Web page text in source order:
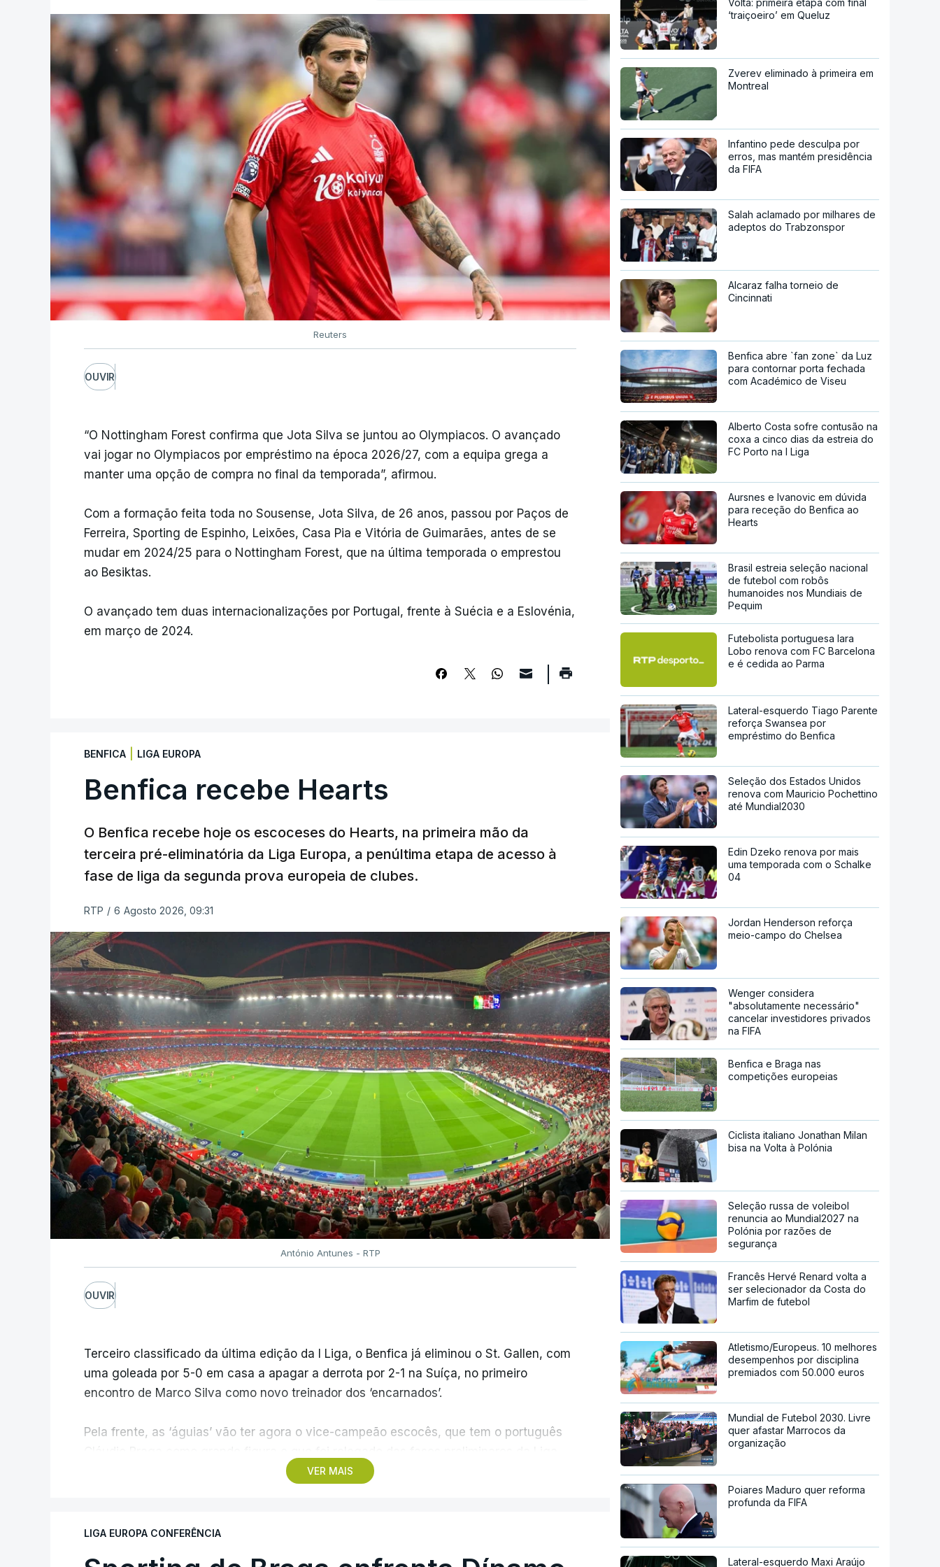
Reuters
OUVIR
“O Nottingham Forest confirma que Jota Silva se juntou ao Olympiacos. O avançado
vai jogar no Olympiacos por empréstimo na época 2026/27, com a equipa grega a
manter uma opção de compra no final da temporada”, afirmou.
Com a formação feita toda no Sousense, Jota Silva, de 26 anos, passou por Paços de
Ferreira, Sporting de Espinho, Leixões, Casa Pia e Vitória de Guimarães, antes de se
mudar em 2024/25 para o Nottingham Forest, que na última temporada o emprestou
ao Besiktas.
O avançado tem duas internacionalizações por Portugal, frente à Suécia e a Eslovénia,
em março de 2024.
BENFICA LIGA EUROPA
Benfica recebe Hearts
O Benfica recebe hoje os escoceses do Hearts, na primeira mão da
terceira pré-eliminatória da Liga Europa, a penúltima etapa de acesso à
fase de liga da segunda prova europeia de clubes.
RTP / 6 Agosto 2026, 09:31
António Antunes - RTP
OUVIR
VER MAIS
Terceiro classificado da última edição da I Liga, o Benfica já eliminou o St. Gallen, com
uma goleada por 5-0 em casa a apagar a derrota por 2-1 na Suíça, no primeiro
encontro de Marco Silva como novo treinador dos ‘encarnados’.
Pela frente, as ‘águias’ vão ter agora o vice-campeão escocês, que tem o português
dos Campeões, depois de serem eliminados pelos austríacos do Sturm Graz, com um
Caso se qualifique, o Benfica vai encontrar outra equipa relegada da ‘Champions’, o
LIGA EUROPA CONFERÊNCIA
Volta: primeira etapa com final
‘traiçoeiro’ em Queluz
Zverev eliminado à primeira em
Montreal
Infantino pede desculpa por
erros, mas mantém presidência
da FIFA
Salah aclamado por milhares de
adeptos do Trabzonspor
Alcaraz falha torneio de
Cincinnati
Benfica abre `fan zone` da Luz
para contornar porta fechada
com Académico de Viseu
Alberto Costa sofre contusão na
coxa a cinco dias da estreia do
FC Porto na I Liga
Aursnes e Ivanovic em dúvida
para receção do Benfica ao
Hearts
Brasil estreia seleção nacional
de futebol com robôs
humanoides nos Mundiais de
Pequim
Futebolista portuguesa Iara
Lobo renova com FC Barcelona
e é cedida ao Parma
Lateral-esquerdo Tiago Parente
reforça Swansea por
empréstimo do Benfica
Seleção dos Estados Unidos
renova com Mauricio Pochettino
até Mundial2030
Edin Dzeko renova por mais
uma temporada com o Schalke
04
Jordan Henderson reforça
meio-campo do Chelsea
Wenger considera
"absolutamente necessário"
cancelar investidores privados
na FIFA
Benfica e Braga nas
competições europeias
Ciclista italiano Jonathan Milan
bisa na Volta à Polónia
Seleção russa de voleibol
renuncia ao Mundial2027 na
Polónia por razões de
segurança
Francês Hervé Renard volta a
ser selecionador da Costa do
Marfim de futebol
Atletismo/Europeus. 10 melhores
desempenhos por disciplina
premiados com 50.000 euros
Mundial de Futebol 2030. Livre
quer afastar Marrocos da
organização
Poiares Maduro quer reforma
profunda da FIFA
Lateral-esquerdo Maxi Araújo